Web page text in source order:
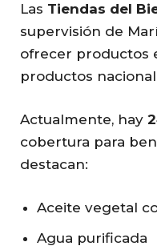
Las Tiendas del
supervisión de
ofrecer productos
productos
Actualmente, hay
cobertura para
destacan:
Aceite vegetal
Agua purificada